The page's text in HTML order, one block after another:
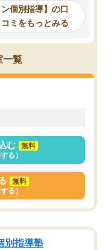
いなのがあり(有料)、受
ことをどんなスケジュー
くか相談したのですが、
ち期待したものではなく
内容でした。それでも明
やる気も出ましたし、苦
くなってきたようなので
個別指導】の口
コミをもっとみる
一覧
む
無料
る）
無料
る）
別指導塾